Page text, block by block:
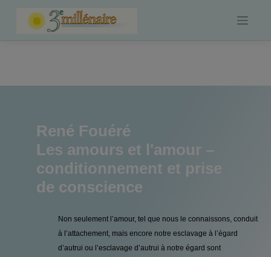
René Fouéré
Les amours et l'amour –
conditionnement et prise
de conscience
Non seulement l’amour, tel que nous le connaissons, conduit
à l’attachement, mais encore notre esclavage à l’égard
d’autrui ou l’esclavage d’autrui à notre égard sont